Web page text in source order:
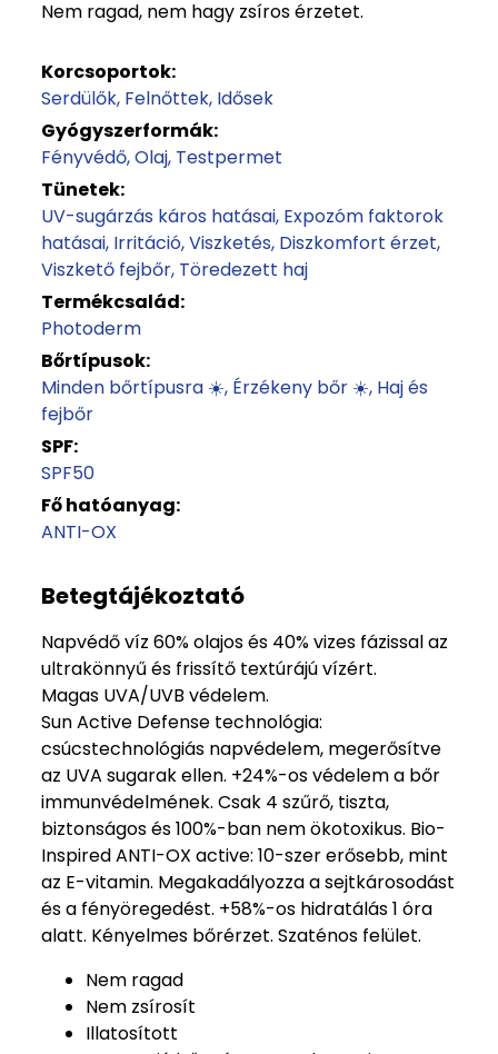
Nem ragad, nem hagy zsíros érzetet.
Korcsoportok:
Serdülők Felnőttek Idősek
Gyógyszerformák:
Fényvédő Olaj Testpermet
Tünetek:
UV-sugárzás káros hatásai Expozóm faktorok
hatásai Irritáció Viszketés Diszkomfort érzet
Viszkető fejbőr Töredezett haj
Termékcsalád:
Photoderm
Bőrtípusok:
Minden bőrtípusra ☀️ Érzékeny bőr ☀️ Haj és
fejbőr
SPF:
SPF50
Fő hatóanyag:
ANTI-OX
Betegtájékoztató
Napvédő víz 60% olajos és 40% vizes fázissal az
ultrakönnyű és frissítő textúrájú vízért.
Magas UVA/UVB védelem.
Sun Active Defense technológia:
csúcstechnológiás napvédelem, megerősítve
az UVA sugarak ellen. +24%-os védelem a bőr
immunvédelmének. Csak 4 szűrő, tiszta,
biztonságos és 100%-ban nem ökotoxikus. Bio-
Inspired ANTI-OX active: 10-szer erősebb, mint
az E-vitamin. Megakadályozza a sejtkárosodást
és a fényöregedést. +58%-os hidratálás 1 óra
alatt. Kényelmes bőrérzet. Szaténos felület.
Nem ragad
Nem zsírosít
Illatosított